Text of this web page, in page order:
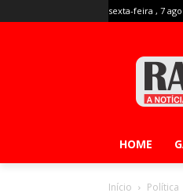
sexta-feira , 7
HOME
Início Política